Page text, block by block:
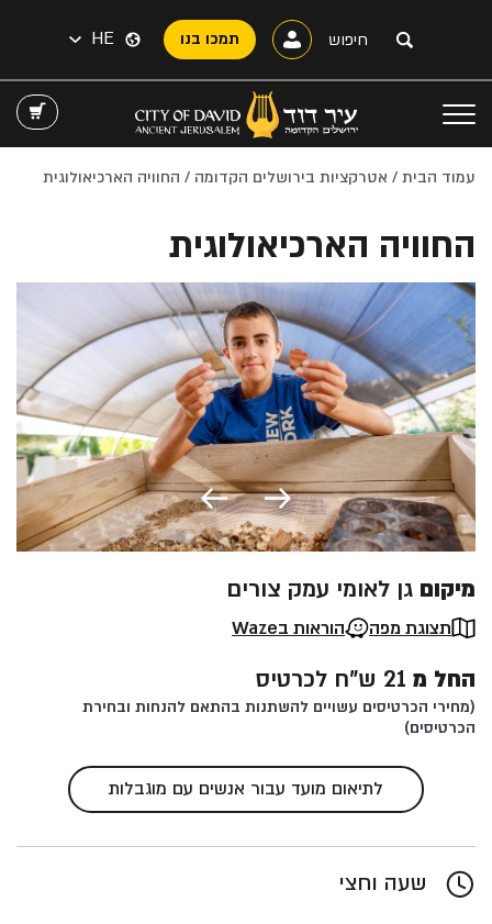
תמכו בנו HE
עמוד הבית / אטרקציות בירושלים הקדומה / החוויה הארכיאולוגית
החוויה הארכיאולוגית
מיקום גן לאומי עמק צורים
תצוגת מפה הוראות בWaze
החל מ 21 ש"ח לכרטיס
(מחירי הכרטיסים עשויים להשתנות בהתאם להנחות ובחירת
הכרטיסים)
לתיאום מועד עבור אנשים עם מוגבלות
שעה וחצי